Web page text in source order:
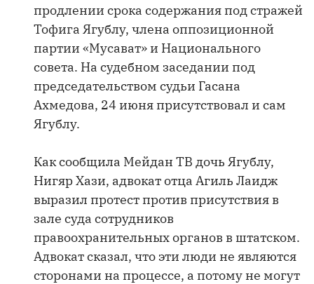
продлении срока содержания под стражей
Тофига Ягублу, члена оппозиционной
партии «Мусават» и Национального
совета. На судебном заседании под
председательством судьи Гасана
Ахмедова, 24 июня присутствовал и сам
Ягублу.
Как сообщила Мейдан ТВ дочь Ягублу,
Нигяр Хази, адвокат отца Агиль Лаидж
выразил протест против присутствия в
зале суда сотрудников
правоохранительных органов в штатском.
Адвокат сказал, что эти люди не являются
сторонами на процессе, а потому не могут